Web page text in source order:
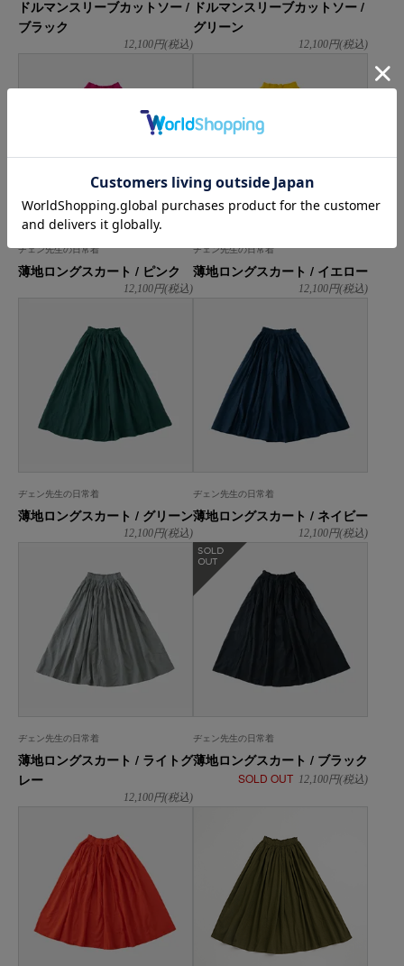
ドルマンスリーブカットソー /
ブラック
12,100円(税込)
ドルマンスリーブカットソー /
グリーン
12,100円(税込)
ヂェン先生の日常着
薄地ロングスカート / ピンク
12,100円(税込)
ヂェン先生の日常着
薄地ロングスカート / イエロー
12,100円(税込)
ヂェン先生の日常着
薄地ロングスカート / グリーン
12,100円(税込)
ヂェン先生の日常着
薄地ロングスカート / ネイビー
12,100円(税込)
ヂェン先生の日常着
薄地ロングスカート / ライトグ
レー
12,100円(税込)
ヂェン先生の日常着
薄地ロングスカート / ブラック
SOLD OUT 12,100円(税込)